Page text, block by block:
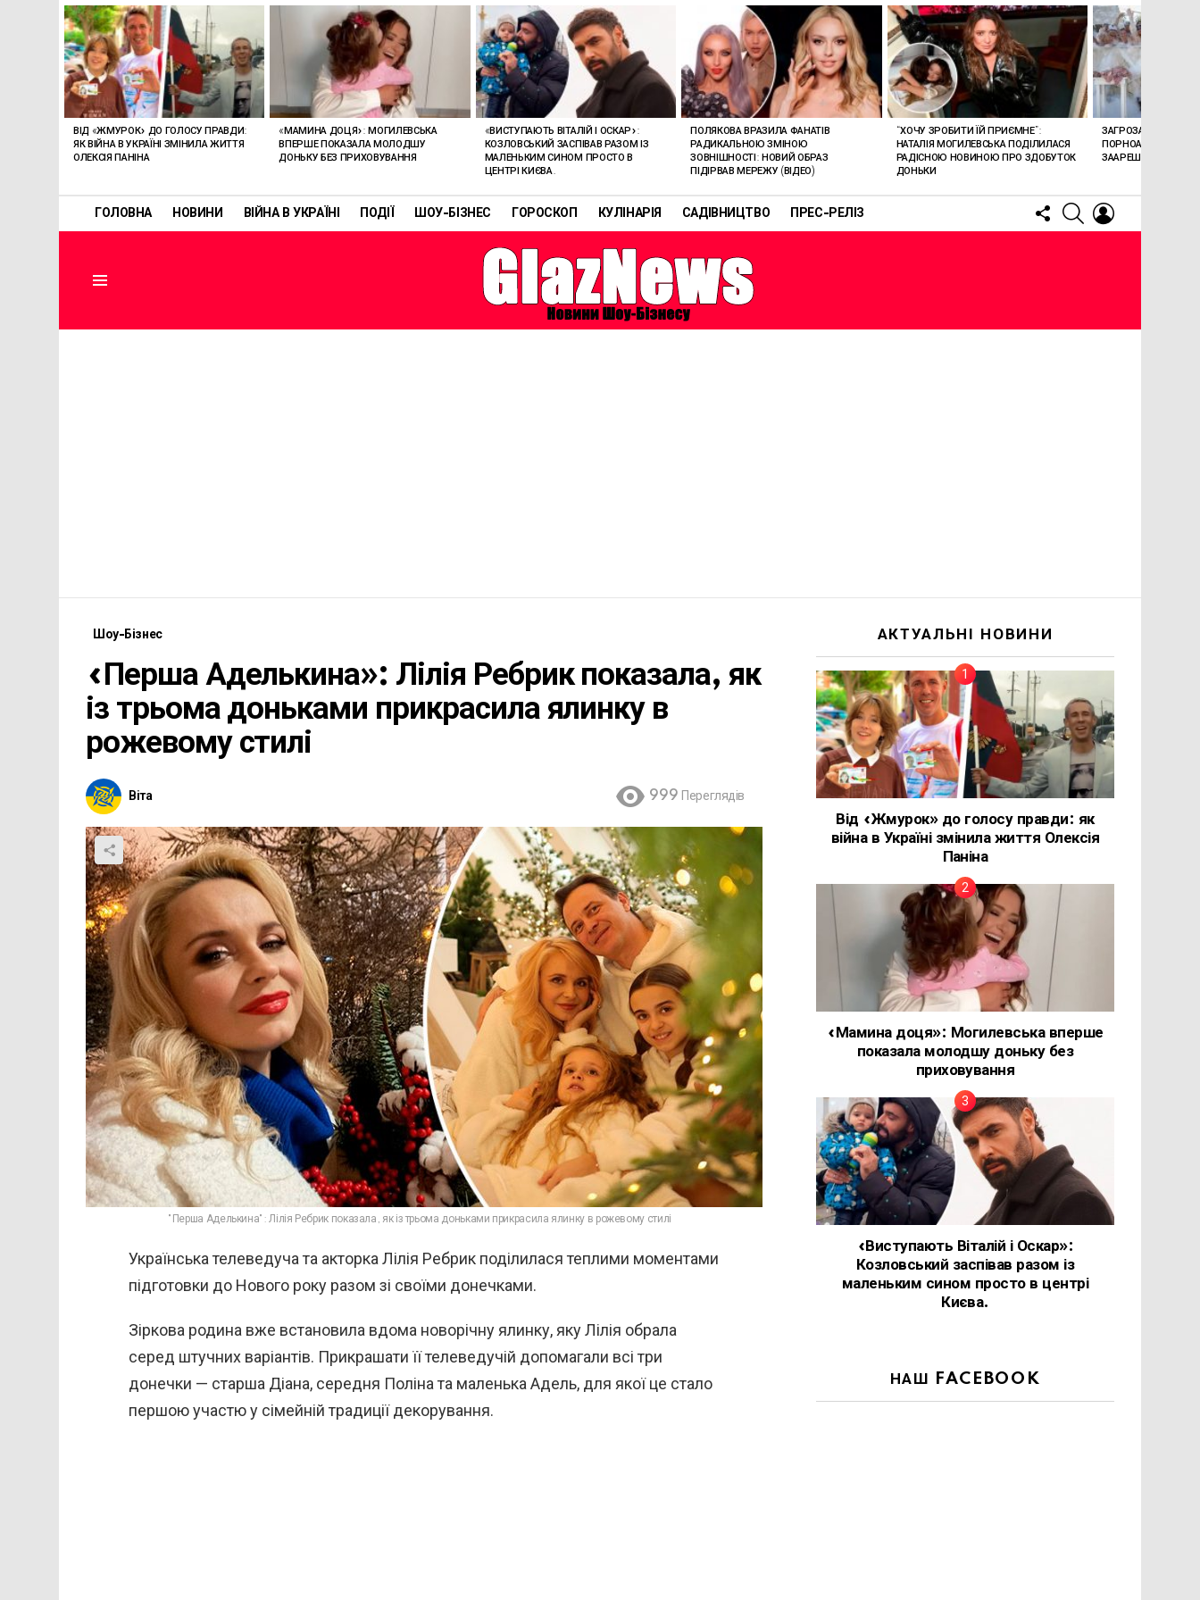
ГОЛОВНА НОВИНИ ВІЙНА В УКРАЇНІ ПОДІЇ ШОУ-БІЗНЕС ГОРОСКОП КУЛІНАРІЯ САДІВНИЦТВО ПРЕС-РЕЛІЗ
FOLLOW
US
SEARCH
ОСТАННІ
СТАТТІ
ВІД «ЖМУРОК» ДО ГОЛОСУ ПРАВДИ:
ЯК ВІЙНА В УКРАЇНІ ЗМІНИЛА ЖИТТЯ
ОЛЕКСІЯ ПАНІНА
«МАМИНА ДОЦЯ»: МОГИЛЕВСЬКА
ВПЕРШЕ ПОКАЗАЛА МОЛОДШУ
ДОНЬКУ БЕЗ ПРИХОВУВАННЯ
«ВИСТУПАЮТЬ ВІТАЛІЙ І ОСКАР»:
КОЗЛОВСЬКИЙ ЗАСПІВАВ РАЗОМ ІЗ
МАЛЕНЬКИМ СИНОМ ПРОСТО В
ЦЕНТРІ КИЄВА.
ПОЛЯКОВА ВРАЗИЛА ФАНАТІВ
РАДИКАЛЬНОЮ ЗМІНОЮ
ЗОВНІШНОСТІ: НОВИЙ ОБРАЗ
ПІДІРВАВ МЕРЕЖУ (ВІДЕО)
“ХОЧУ ЗРОБИТИ ЇЙ ПРИЄМНЕ”:
НАТАЛІЯ МОГИЛЕВСЬКА ПОДІЛИЛАСЯ
РАДІСНОЮ НОВИНОЮ ПРО ЗДОБУТОК
ДОНЬКИ
ЗАГРОЗА 15 РОКІВ
ПОРНОАКТОРКА
ЗААРЕШТОВАНА НА
Шоу-Бізнес
«Перша Аделькина»: Лілія Ребрик показала, як
із трьома доньками прикрасила ялинку в
рожевому стилі
Віта 999 Переглядів
"Перша Аделькина": Лілія Ребрик показала, як із трьома доньками прикрасила ялинку в рожевому стилі
Українська телеведуча та акторка Лілія Ребрик поділилася теплими моментами
підготовки до Нового року разом зі своїми донечками.
Зіркова родина вже встановила вдома новорічну ялинку, яку Лілія обрала
серед штучних варіантів. Прикрашати її телеведучій допомагали всі три
донечки — старша Діана, середня Поліна та маленька Адель, для якої це стало
першою участю у сімейній традиції декорування.
АКТУАЛЬНІ НОВИНИ
Від «Жмурок» до голосу правди: як
війна в Україні змінила життя Олексія
Паніна
«Мамина доця»: Могилевська вперше
показала молодшу доньку без
приховування
«Виступають Віталій і Оскар»:
Козловський заспівав разом із
маленьким сином просто в центрі
Києва.
НАШ FACEBOOK